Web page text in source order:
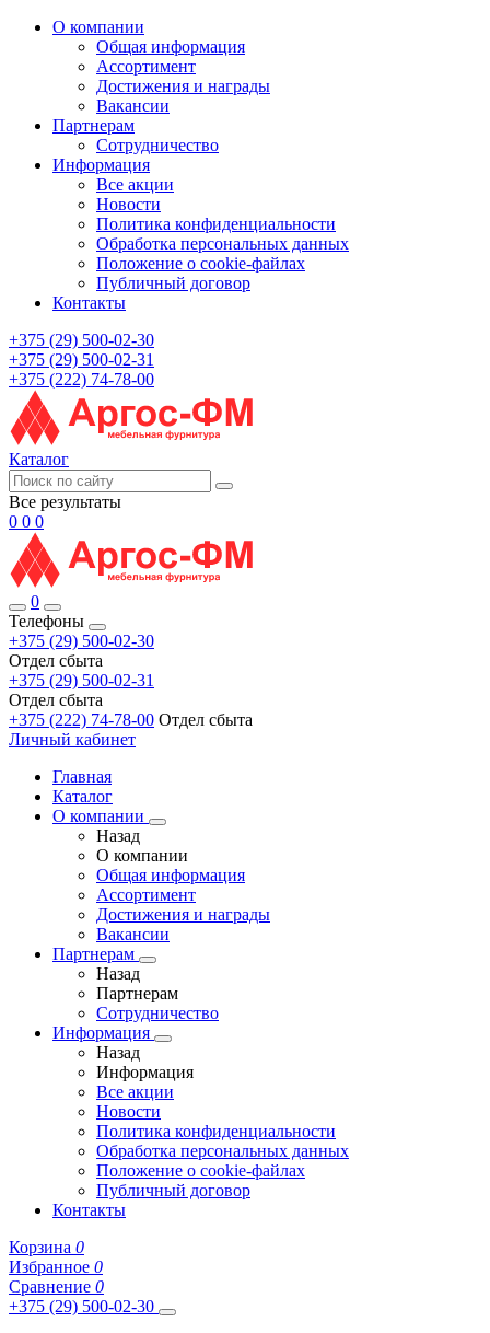
О компании
Общая информация
Ассортимент
Достижения и награды
Вакансии
Партнерам
Сотрудничество
Информация
Все акции
Новости
Политика конфиденциальности
Обработка персональных данных
Положение о cookie-файлах
Публичный договор
Контакты
+375 (29) 500-02-30
+375 (29) 500-02-31
+375 (222) 74-78-00
Каталог
Все результаты
0 0 0
0
Телефоны
+375 (29) 500-02-30
Отдел сбыта
+375 (29) 500-02-31
Отдел сбыта
+375 (222) 74-78-00 Отдел сбыта
Личный кабинет
Главная
Каталог
О компании
Назад
О компании
Общая информация
Ассортимент
Достижения и награды
Вакансии
Партнерам
Назад
Партнерам
Сотрудничество
Информация
Назад
Информация
Все акции
Новости
Политика конфиденциальности
Обработка персональных данных
Положение о cookie-файлах
Публичный договор
Контакты
Корзина 0
Избранное 0
Сравнение 0
+375 (29) 500-02-30